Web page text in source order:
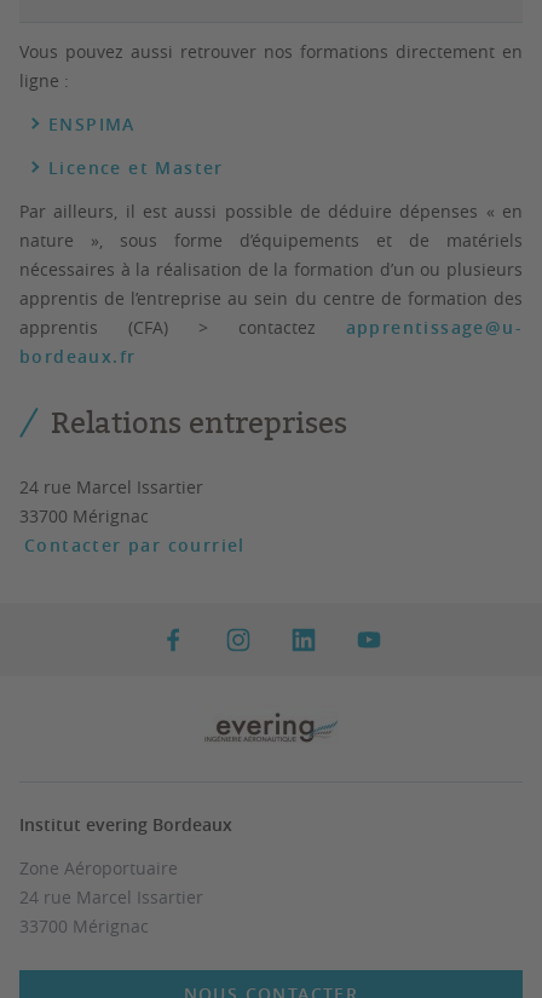
Vous pouvez aussi retrouver nos formations directement en
ligne :
ENSPIMA
Licence et Master
Par ailleurs, il est aussi possible de déduire dépenses « en
nature », sous forme d’équipements et de matériels
nécessaires à la réalisation de la formation d’un ou plusieurs
apprentis de l’entreprise au sein du centre de formation des
apprentis (CFA) > contactez
apprentissage@u-
bordeaux.fr
Relations entreprises
24 rue Marcel Issartier
33700 Mérignac
Contacter par courriel
Institut evering Bordeaux
Zone Aéroportuaire
24 rue Marcel Issartier
33700 Mérignac